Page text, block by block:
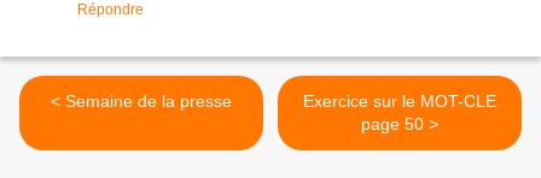
Répondre
< Semaine de la presse
Exercice sur le MOT-CLE
page 50 >